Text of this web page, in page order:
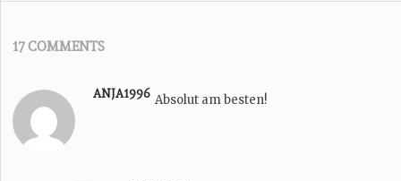
17 COMMENTS
ANJA1996 Absolut am besten!